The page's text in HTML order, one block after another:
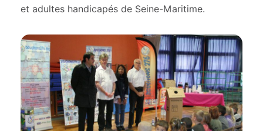
et adultes handicapés de Seine-Maritime.